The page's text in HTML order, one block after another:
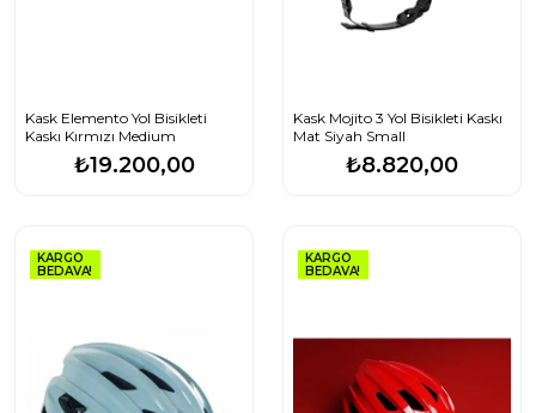
Kask Elemento Yol Bisikleti
Kaskı Kırmızı Medium
₺19.200,00
Kask Mojito 3 Yol Bisikleti Kaskı
Mat Siyah Small
₺8.820,00
KARGO
BEDAVA!
KARGO
BEDAVA!